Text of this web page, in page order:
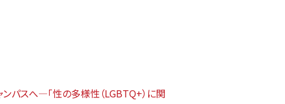
パスへ―「性の多様性（LGBTQ+）に関